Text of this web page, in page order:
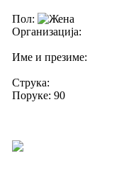
Пол:
Организација:
Име и презиме:
Струка:
Поруке: 90